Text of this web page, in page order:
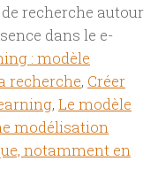
recherche autour
dans le e-
: modèle
recherche, Créer
, Le modèle
modélisation
notamment en